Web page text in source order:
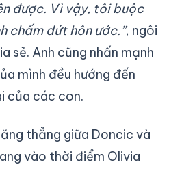
được. Vì vậy, tôi buộc
chấm dứt hôn ước.”, ngôi
sẻ. Anh cũng nhấn mạnh
mình đều hướng đến
của các con.
thẳng giữa Doncic và
vào thời điểm Olivia